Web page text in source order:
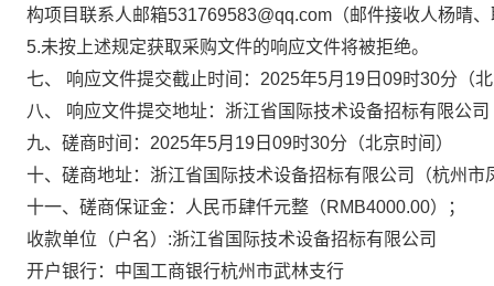
构项目联系人邮箱531769583@qq.com（邮件接收人杨晴
5.未按上述规定获取采购文件的响应文件将被拒绝。
七、 响应文件提交截止时间： 2025年5月19日09时30分 （
八、 响应文件提交地址： 浙江省国际技术设备招标有限公
九、磋商时间： 2025年5月19日09时30分 （北京时间）
十、磋商地址： 浙江省国际技术设备招标有限公司（杭州
十一、磋商保证金：人民币肆仟元整（RMB4000.00）；
收款单位（户名）:浙江省国际技术设备招标有限公司
开户银行：中国工商银行杭州市武林支行